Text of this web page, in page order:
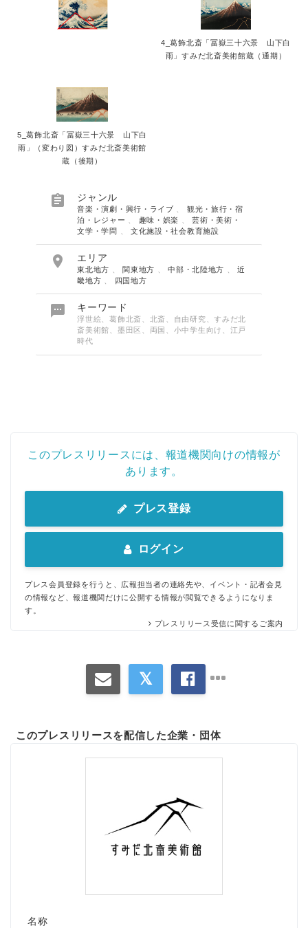
4_葛飾北斎「冨嶽三十六景 山下白
雨」すみだ北斎美術館蔵（通期）
5_葛飾北斎「冨嶽三十六景 山下白
雨」（変わり図）すみだ北斎美術館
蔵（後期）
 ジャンル
音楽・演劇・興行・ライブ 、 観光・旅行・宿
泊・レジャー 、 趣味・娯楽 、芸術・美術・
文学・学問 、 文化施設・社会教育施設
 エリア
東北地方 、 関東地方 、中部・北陸地方 、近
畿地方 、 四国地方
 キーワード
浮世絵、葛飾北斎、北斎、自由研究、すみだ北
斎美術館、墨田区、両国、小中学生向け、江戸
時代
このプレスリリースには、報道機関向けの情報が
あります。
プレス登録
ログイン
プレス会員登録を行うと、広報担当者の連絡先や、イベント・記者会見
の情報など、報道機関だけに公開する情報が閲覧できるようになりま
す。
プレスリリース受信に関するご案内
このプレスリリースを配信した企業・団体
名称
English